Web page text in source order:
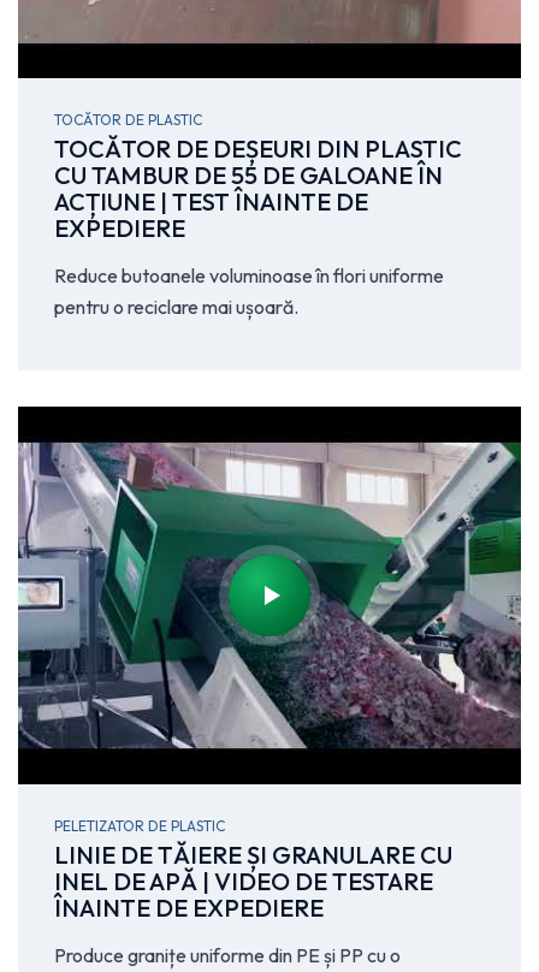
TOCĂTOR DE PLASTIC
TOCĂTOR DE DEȘEURI DIN PLASTIC
CU TAMBUR DE 55 DE GALOANE ÎN
ACȚIUNE | TEST ÎNAINTE DE
EXPEDIERE
Reduce butoanele voluminoase în flori uniforme
pentru o reciclare mai ușoară.
PELETIZATOR DE PLASTIC
LINIE DE TĂIERE ȘI GRANULARE CU
INEL DE APĂ | VIDEO DE TESTARE
ÎNAINTE DE EXPEDIERE
Produce granițe uniforme din PE și PP cu o